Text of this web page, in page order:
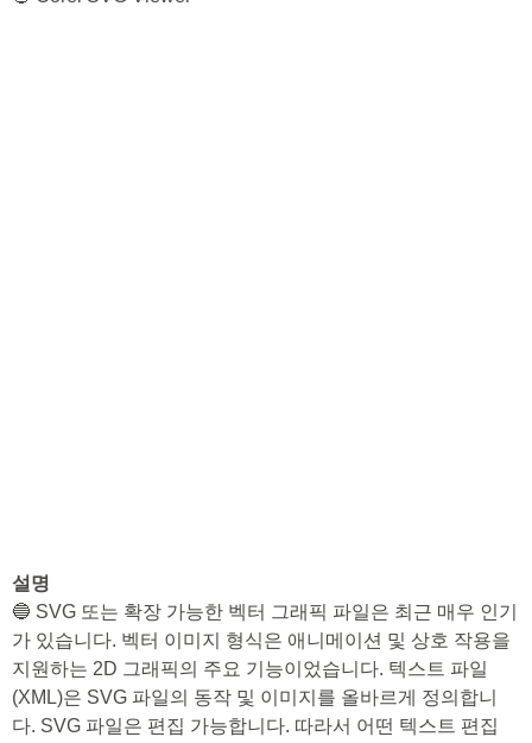
설명
🔵 SVG 또는 확장 가능한 벡터 그래픽 파일은 최근 매우 인기
가 있습니다. 벡터 이미지 형식은 애니메이션 및 상호 작용을
지원하는 2D 그래픽의 주요 기능이었습니다. 텍스트 파일
(XML)은 SVG 파일의 동작 및 이미지를 올바르게 정의합니
다. SVG 파일은 편집 가능합니다. 따라서 어떤 텍스트 편집